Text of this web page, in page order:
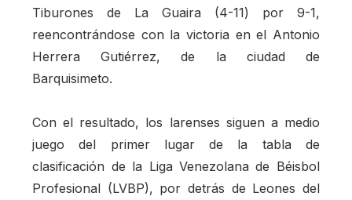
Tiburones de La Guaira (4-11) por 9-1,
reencontrándose con la victoria en el Antonio
Herrera Gutiérrez, de la ciudad de
Barquisimeto.
Con el resultado, los larenses siguen a medio
juego del primer lugar de la tabla de
clasificación de la Liga Venezolana de Béisbol
Profesional (LVBP), por detrás de Leones del